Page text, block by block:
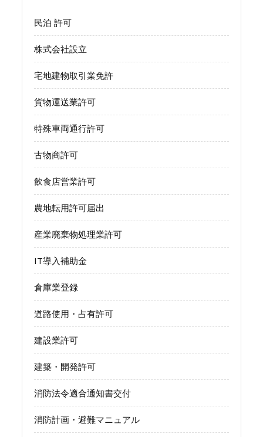
民泊 許可
株式会社設立
宅地建物取引業免許
貨物運送業許可
特殊車両通行許可
古物商許可
飲食店営業許可
農地転用許可届出
産業廃棄物処理業許可
IT導入補助金
倉庫業登録
道路使用・占有許可
建設業許可
建築・開発許可
消防法令適合通知書交付
消防計画・避難マニュアル